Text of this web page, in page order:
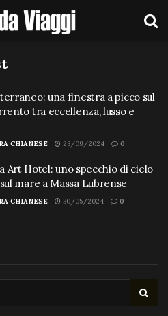
una finestra a picco sul
tra eccellenza, lusso e
CHIANESE 23/09/2024 0
Art Hotel: uno specchio di cielo
mare a Massa Lubrense
CHIANESE 30/05/2024 0